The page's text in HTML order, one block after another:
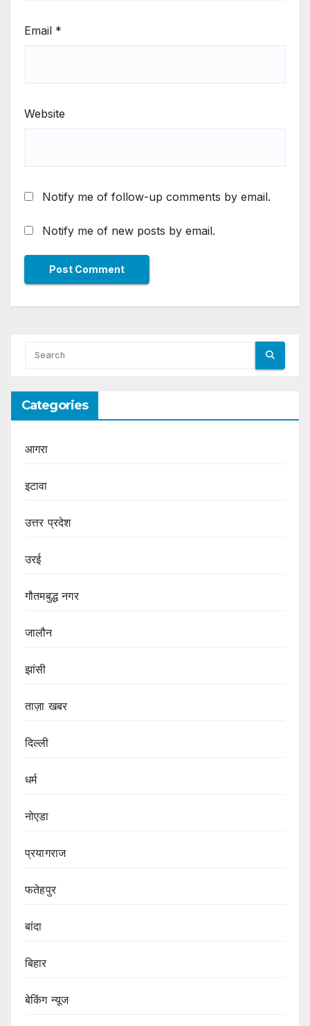
Email *
Website
Notify me of follow-up comments by email.
Notify me of new posts by email.
Categories
आगरा
इटावा
उत्तर प्रदेश
उरई
गौतमबुद्ध नगर
जालौन
झांसी
ताज़ा खबर
दिल्ली
धर्म
नोएडा
प्रयागराज
फतेहपुर
बांदा
बिहार
बेकिंग न्यूज